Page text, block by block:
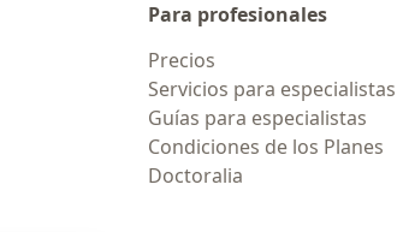
Para profesionales
Precios
Servicios para especialistas
Guías para especialistas
Condiciones de los Planes
Doctoralia